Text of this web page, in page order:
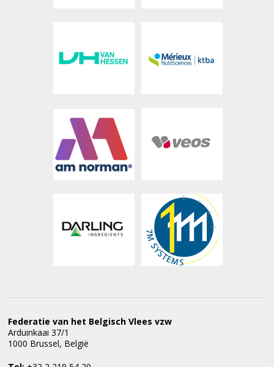
Federatie van het Belgisch Vlees vzw
Arduinkaai 37/1
1000 Brussel, België